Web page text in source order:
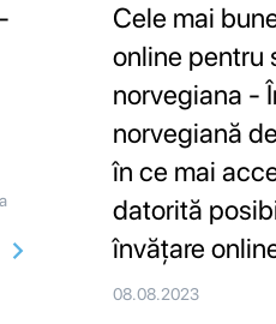
Cele mai
online pentru
norvegiana -
norvegiană
în ce mai
datorită
învățare
08.08.2023